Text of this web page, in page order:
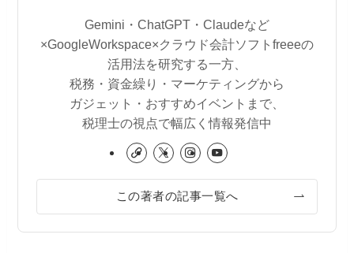
Gemini・ChatGPT・Claudeなど
×GoogleWorkspace×クラウド会計ソフトfreeeの
活用法を研究する一方、
税務・資金繰り・マーケティングから
ガジェット・おすすめイベントまで、
税理士の視点で幅広く情報発信中
この著者の記事一覧へ